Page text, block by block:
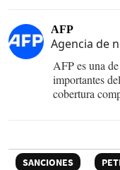
AFP
Agencia de
AFP es una
importantes
cobertura
SANCIONES